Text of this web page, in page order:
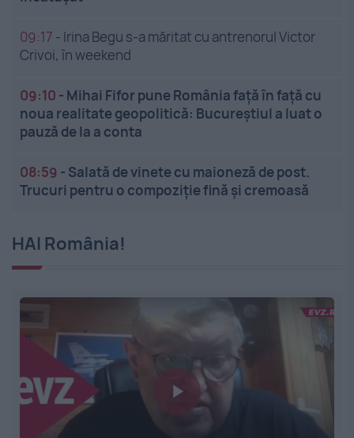
09:17 - Irina Begu s-a măritat cu antrenorul Victor
Crivoi, în weekend
09:10 - Mihai Fifor pune România față în față cu
noua realitate geopolitică: Bucureștiul a luat o
pauză de la a conta
08:59 - Salată de vinete cu maioneză de post.
Trucuri pentru o compoziție fină și cremoasă
HAI România!